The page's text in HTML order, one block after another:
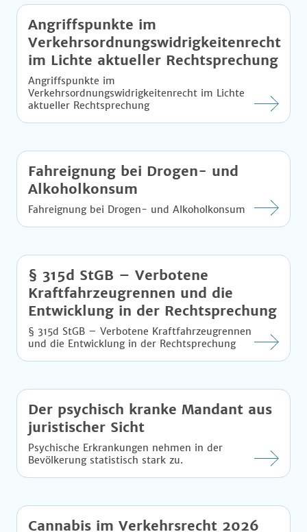
Angriffspunkte im
Verkehrsordnungswidrigkeitenrecht
im Lichte aktueller Rechtsprechung
Angriffspunkte im
Verkehrsordnungswidrigkeitenrecht im Lichte
aktueller Rechtsprechung
Fahreignung bei Drogen- und
Alkoholkonsum
Fahreignung bei Drogen- und Alkoholkonsum
§ 315d StGB – Verbotene
Kraftfahrzeugrennen und die
Entwicklung in der Rechtsprechung
§ 315d StGB – Verbotene Kraftfahrzeugrennen
und die Entwicklung in der Rechtsprechung
Der psychisch kranke Mandant aus
juristischer Sicht
Psychische Erkrankungen nehmen in der
Bevölkerung statistisch stark zu.
Cannabis im Verkehrsrecht 2026